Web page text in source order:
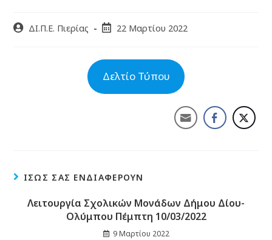
ΔΙ.Π.Ε. Πιερίας 22 Μαρτίου 2022
Δελτίο Τύπου
ΊΣΩΣ ΣΑΣ ΕΝΔΙΑΦΈΡΟΥΝ
Λειτουργία Σχολικών Μονάδων Δήμου Δίου-
Ολύμπου Πέμπτη 10/03/2022
9 Μαρτίου 2022